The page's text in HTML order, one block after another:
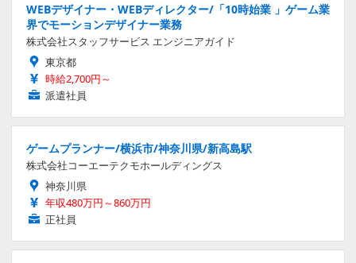
WEBデザイナー・WEBディレクター/「10時始業 」ゲーム業
界でモーションデザイナー業務
株式会社スタッフサービス エンジニアガイド
東京都
時給2,700円～
派遣社員
ゲームプランナー/横浜市/神奈川県/新高島駅
株式会社コーエーテクモホールディングス
神奈川県
年収480万円～860万円
正社員